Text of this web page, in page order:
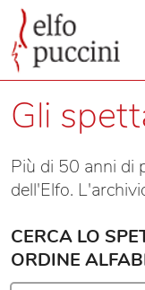
Gli
Più di 50 anni di
dell'Elfo.
CERCA LO
ORDINE